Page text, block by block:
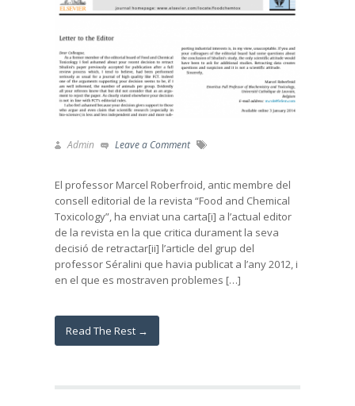
Admin Leave a Comment
El professor Marcel Roberfroid, antic membre del
consell editorial de la revista “Food and Chemical
Toxicology”, ha enviat una carta[i] a l’actual editor
de la revista en la que critica durament la seva
decisió de retractar[ii] l’article del grup del
professor Séralini que havia publicat a l’any 2012, i
en el que es mostraven problemes […]
Read The Rest →